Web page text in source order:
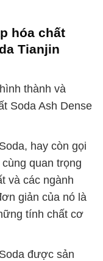
hóa chất
Tianjin
thành và
Soda Ash Dense
hay còn gọi
quan trọng
và các ngành
giản của nó là
tính chất cơ
được sản